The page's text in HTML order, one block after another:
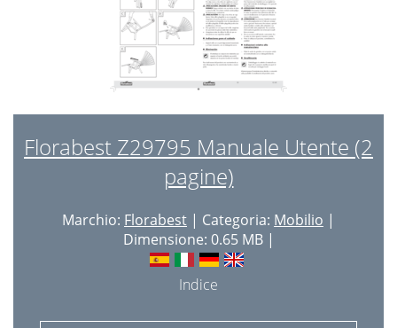
Florabest Z29795 Manuale Utente (2
pagine)
Marchio: Florabest | Categoria: Mobilio |
Dimensione: 0.65 MB |
Indice